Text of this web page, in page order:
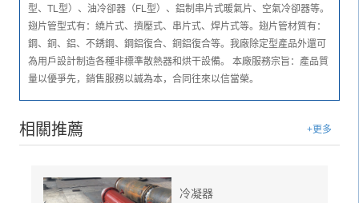
型、TL型）、油冷卻器（FL型）、鋁制串片式暖氣片、空氣冷卻器等。
翅片管型式有：繞片式、擠壓式、串片式、焊片式等。翅片管材質有：
鋼、銅、鋁、不銹鋼、鋼鋁復合、銅鋁復合等。我廠除定型產品外還可
為用戶設計制造各種非標準散熱器和烘干設備。 本廠服務宗旨：產品質
量以優爭先，銷售服務以誠為本，合同往來以信當榮。
相關推薦 +更多
冷凝器